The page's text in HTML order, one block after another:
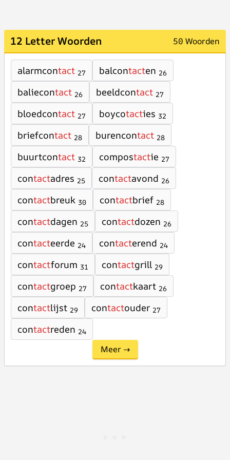
12 Letter Woorden 50 Woorden
alarmcontact 27 balcontacten 26
baliecontact 26 beeldcontact 27
bloedcontact 27 boycotacties 32
briefcontact 28 burencontact 28
buurtcontact 32 compostactie 27
contactadres 25 contactavond 26
contactbreuk 30 contactbrief 28
contactdagen 25 contactdozen 26
contacteerde 24 contacterend 24
contactforum 31 contactgrill 29
contactgroep 27 contactkaart 26
contactlijst 29 contactouder 27
contactreden 24
Meer →